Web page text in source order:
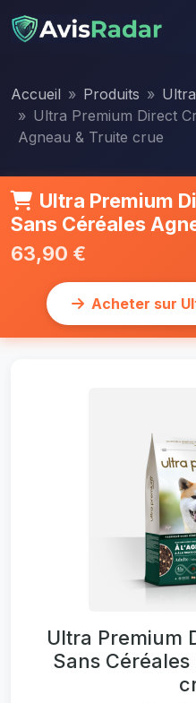
Accueil Produits
Ultra Premium Direct
Agneau & Truite crue
Ultra Premium
Sans Céréales
63,90 €
Acheter sur
Ultra Premium
Sans